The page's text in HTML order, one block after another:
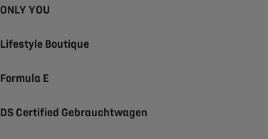
ONLY YOU
Lifestyle Boutique
Formula E
DS Certified Gebrauchtwagen